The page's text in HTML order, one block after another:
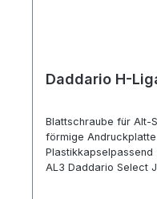
Daddario H-
Blattschraube für Alt-
förmige
Plastikkapselpassend
AL3 Daddario Select